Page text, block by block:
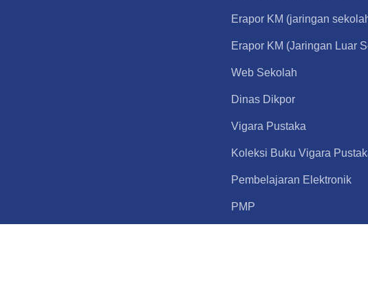
Erapor KM (jaringan
Erapor KM (Jaringan Luar
Web Sekolah
Dinas Dikpor
Vigara Pustaka
Koleksi Buku Vigara
Pembelajaran Elektronik
PMP